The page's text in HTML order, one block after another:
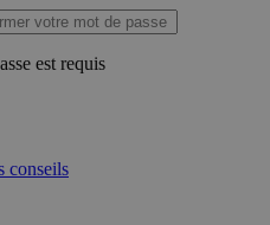
est requis
conseils